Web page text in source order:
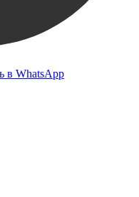
в WhatsApp